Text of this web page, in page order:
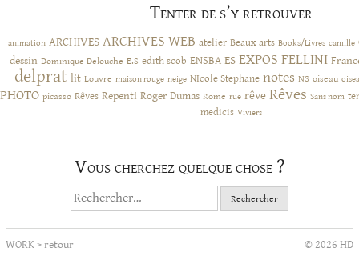
Tenter de s’y retrouver
animation ARCHIVES ARCHIVES WEB atelier Beaux arts Books/Livres camille
dessin Dominique Delouche E.S edith scob ENSBA ES EXPOS FELLINI
delprat lit Louvre maison rouge neige NIcole Stephane notes NS oiseau
PHOTO picasso Rêves Repenti Roger Dumas Rome rue rêve Rêves Sans nom
medicis Viviers
Vous cherchez quelque chose ?
Rechercher :
WORK>retour © 2026 HD